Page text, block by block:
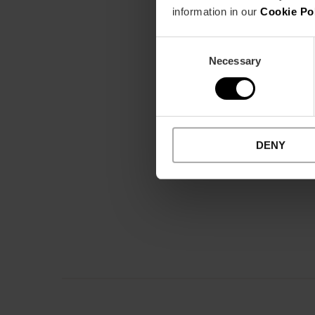
information in our Cookie
Necessary
DENY